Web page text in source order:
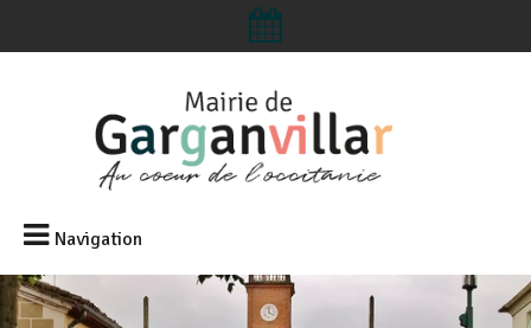
Navigation